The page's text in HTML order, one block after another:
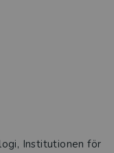
Institutionen för